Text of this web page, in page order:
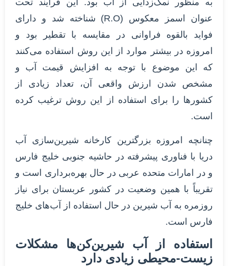
به منظور نمک‌زدایی از آب بود. این فرآیند تحت
عنوان اسمز معکوس (R.O) شناخته شد و دارای
فواید بالقوه فراوانی در مقایسه با تقطیر بود و
امروزه در بیشتر موارد از این روش استفاده می‌کنند
که این موضوع با توجه به افزایش قیمت آب و
مشخص شدن ارزش واقعی آن، تعداد زیادی از
کشورها را برای استفاده از این روش ترغیب کرده
است.
چنانچه امروزه بزرگترین کارخانه شیرین‌سازی آب
دریا با فناوری پیشرفته در حاشیه جنوبی خلیج فارس
و در امارات متحده عربی در حال بهره‌برداری است و
تقریباً با همین وضعیت در کشور عربستان برای نیاز
روزمره به آب شیرین در حال استفاده از آب‌های خلیج
فارس است.
استفاده از آب شیرین‌کن‌ها مشکلات
زیست-محیطی زیادی دارد